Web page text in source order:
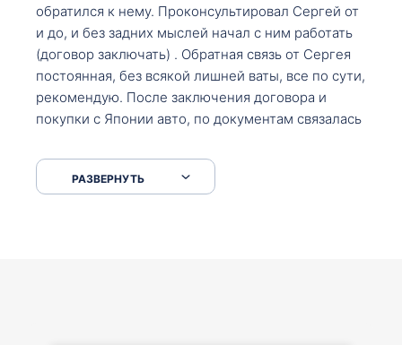
обратился к нему. Проконсультировал Сергей от
и до, и без задних мыслей начал с ним работать
(договор заключать) . Обратная связь от Сергея
постоянная, без всякой лишней ваты, все по сути,
рекомендую. После заключения договора и
покупки с Японии авто, по документам связалась
что заполнить, куда зайти, образцы и т.д. После
приехал за авто. Меня тепло встретили Сергей с
РАЗВЕРНУТЬ